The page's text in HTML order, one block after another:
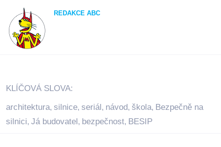
REDAKCE ABC
KLÍČOVÁ SLOVA:
architektura, silnice, seriál, návod, škola, Bezpečně na
silnici, Já budovatel, bezpečnost, BESIP